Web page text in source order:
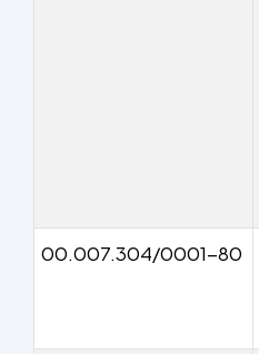
00.007.304/0001-80